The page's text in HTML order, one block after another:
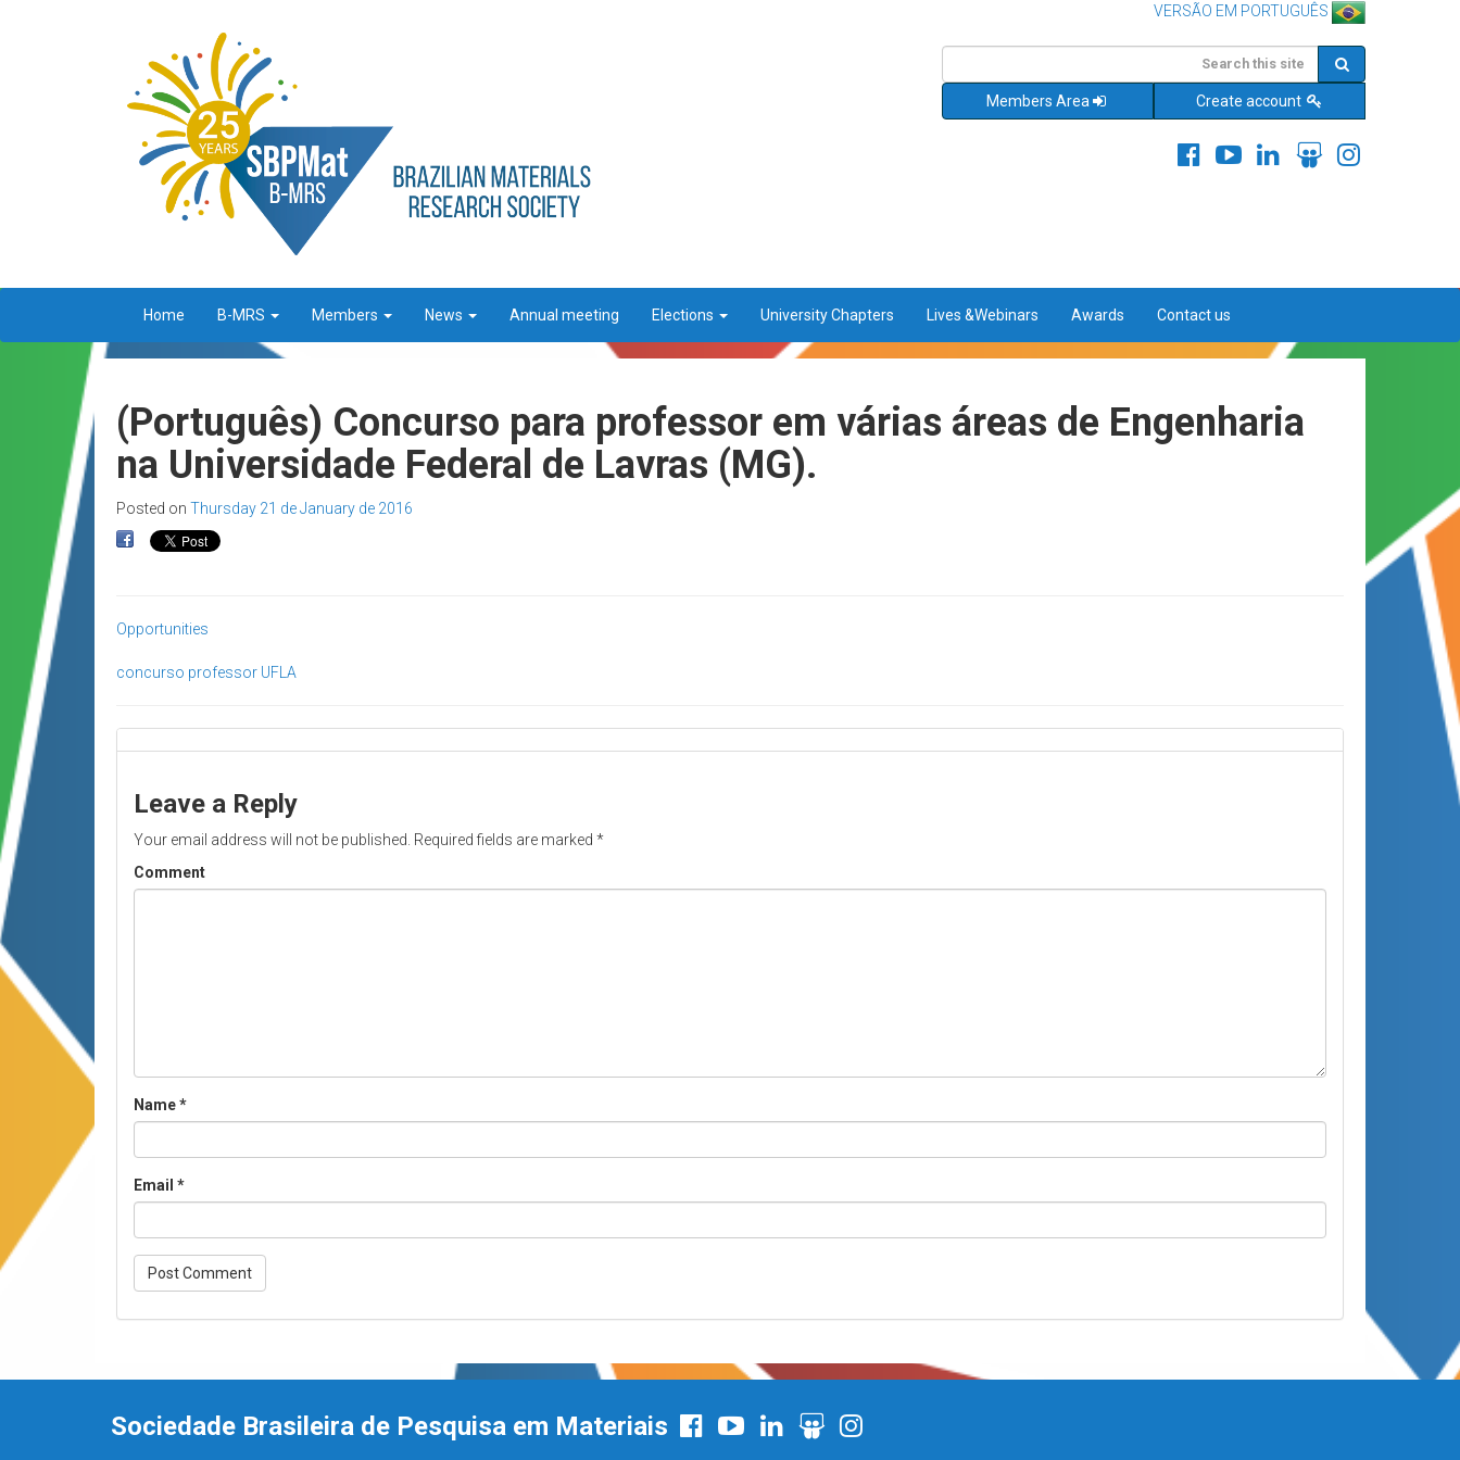
VERSÃO EM PORTUGUÊS
Members Area Create account
Home B-MRS Members News Annual meeting Elections University Chapters Lives &Webinars Awards Contact us
(Português) Concurso para professor em várias áreas de Engenharia
na Universidade Federal de Lavras (MG).
Posted on Thursday 21 de January de 2016
Opportunities
concurso professor UFLA
Leave a Reply
Your email address will not be published. Required fields are marked *
Comment
Name*
Email *
Sociedade Brasileira de Pesquisa em Materiais